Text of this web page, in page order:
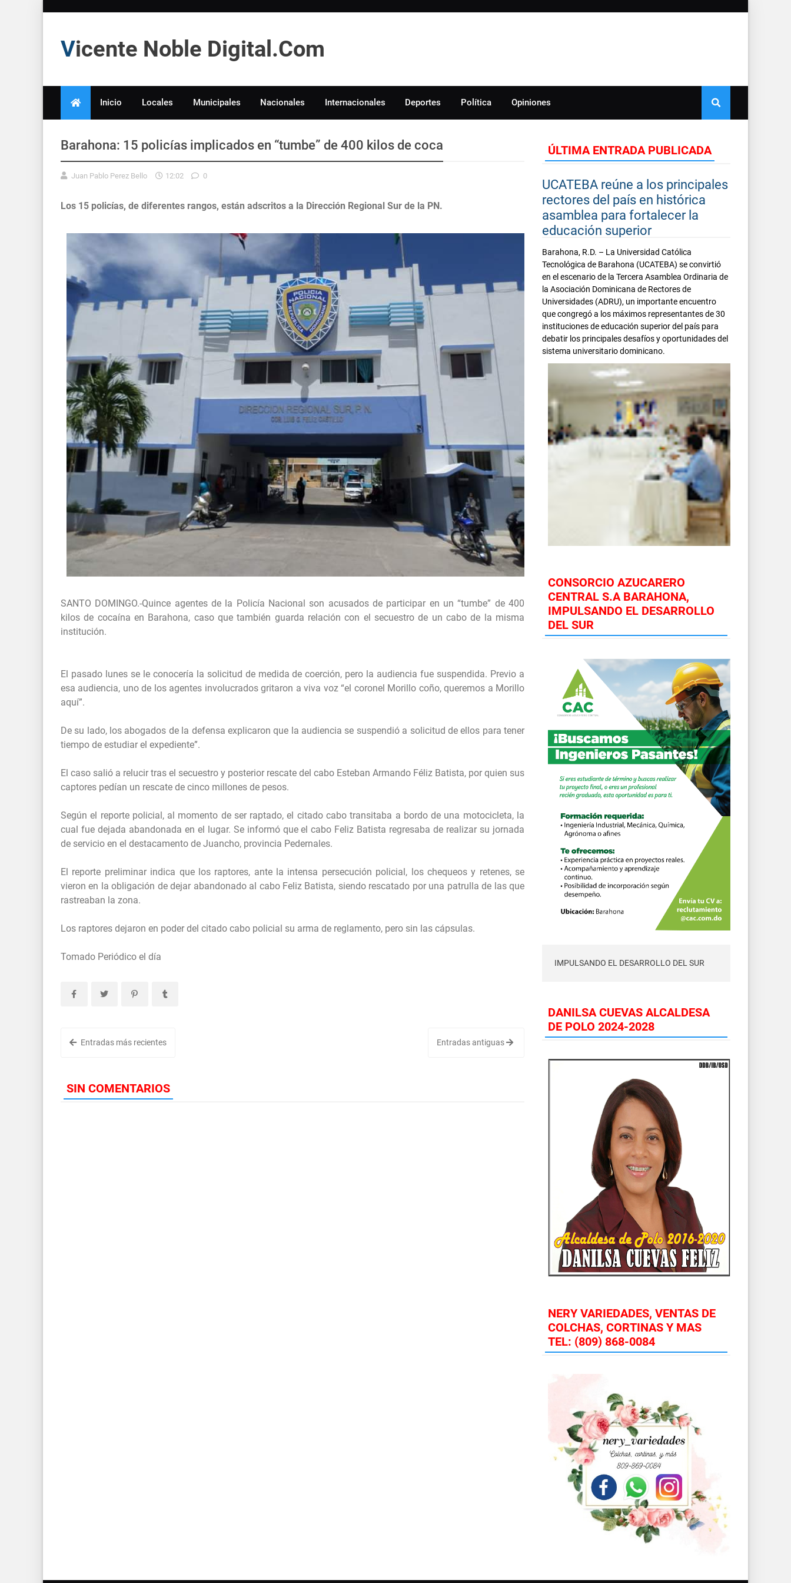
Vicente Noble Digital.Com
Inicio Locales Municipales Nacionales Internacionales Deportes Política Opiniones
Barahona: 15 policías implicados en “tumbe” de 400 kilos de coca
Juan Pablo Perez Bello 12:02 0
Los 15 policías, de diferentes rangos, están adscritos a la Dirección Regional Sur de la PN.
SANTO DOMINGO.-Quince agentes de la Policía Nacional son acusados de participar en un “tumbe” de 400
kilos de cocaína en Barahona, caso que también guarda relación con el secuestro de un cabo de la misma
institución.
El pasado lunes se le conocería la solicitud de medida de coerción, pero la audiencia fue suspendida. Previo a
esa audiencia, uno de los agentes involucrados gritaron a viva voz “el coronel Morillo coño, queremos a Morillo
aquí”.
De su lado, los abogados de la defensa explicaron que la audiencia se suspendió a solicitud de ellos para tener
tiempo de estudiar el expediente”.
El caso salió a relucir tras el secuestro y posterior rescate del cabo Esteban Armando Féliz Batista, por quien sus
captores pedían un rescate de cinco millones de pesos.
Según el reporte policial, al momento de ser raptado, el citado cabo transitaba a bordo de una motocicleta, la
cual fue dejada abandonada en el lugar. Se informó que el cabo Feliz Batista regresaba de realizar su jornada
de servicio en el destacamento de Juancho, provincia Pedernales.
El reporte preliminar indica que los raptores, ante la intensa persecución policial, los chequeos y retenes, se
vieron en la obligación de dejar abandonado al cabo Feliz Batista, siendo rescatado por una patrulla de las que
rastreaban la zona.
Los raptores dejaron en poder del citado cabo policial su arma de reglamento, pero sin las cápsulas.
Tomado Periódico el día
Entradas más recientes Entradas antiguas
SIN COMENTARIOS
ÚLTIMA ENTRADA PUBLICADA
UCATEBA reúne a los principales
rectores del país en histórica
asamblea para fortalecer la
educación superior
Barahona, R.D. – La Universidad Católica
Tecnológica de Barahona (UCATEBA) se convirtió
en el escenario de la Tercera Asamblea Ordinaria de
la Asociación Dominicana de Rectores de
Universidades (ADRU), un importante encuentro
que congregó a los máximos representantes de 30
instituciones de educación superior del país para
debatir los principales desafíos y oportunidades del
sistema universitario dominicano.
CONSORCIO AZUCARERO
CENTRAL S.A BARAHONA,
IMPULSANDO EL DESARROLLO
DEL SUR
IMPULSANDO EL DESARROLLO DEL SUR
DANILSA CUEVAS ALCALDESA
DE POLO 2024-2028
NERY VARIEDADES, VENTAS DE
COLCHAS, CORTINAS Y MAS
TEL: (809) 868-0084